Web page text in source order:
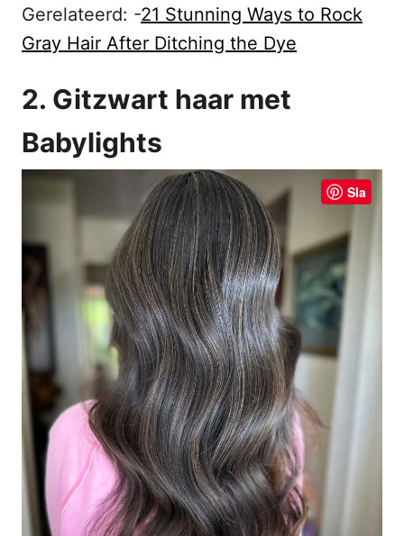
Gerelateerd: -21 Stunning Ways to Rock
Gray Hair After Ditching the Dye
2. Gitzwart haar met
Babylights
Sla